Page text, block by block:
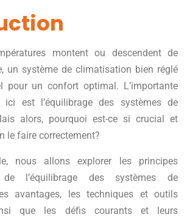
montent ou descendent de
un système de climatisation bien réglé
pour un confort optimal. L’importante
est l’équilibrage des systèmes de
alors, pourquoi est-ce si crucial et
le faire correctement?
nous allons explorer les principes
de l’équilibrage des systèmes de
avantages, les techniques et outils
que les défis courants et leurs